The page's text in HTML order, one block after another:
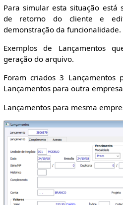
Para simular esta situação está
de retorno do cliente e
demonstração da funcionalidade.
Exemplos de Lançamentos
geração do arquivo.
Foram criados 3 Lançamentos
Lançamentos para outra
Lançamentos para mesma